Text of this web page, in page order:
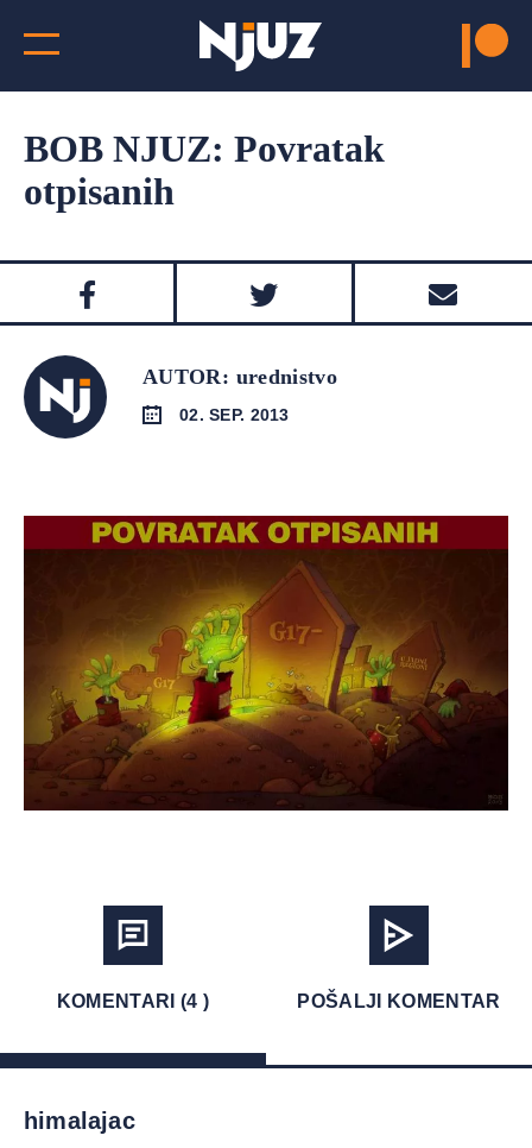
BOB NJUZ: Povratak
otpisanih
AUTOR: urednistvo
02. SEP. 2013
KOMENTARI (4 ) POŠALJI KOMENTAR
himalajac